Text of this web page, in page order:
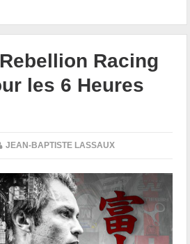
Racing
les 6 Heures
JEAN-BAPTISTE LASSAUX